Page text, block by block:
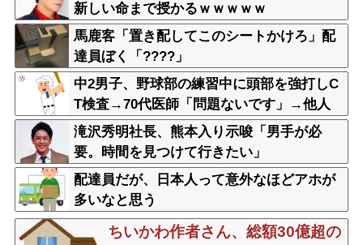
新しい命まで授かるｗｗｗｗｗ
馬鹿客「置き配してこのシートかけろ」配
達員ぼく「????」
中2男子、野球部の練習中に頭部を強打しC
T検査→70代医師「問題ないです」→他人
のCT画像で中学生死亡
滝沢秀明社長、熊本入り示唆「男手が必
要。時間を見つけて行きたい」
配達員だが、日本人って意外なほどアホが
多いなと思う
ちいかわ作者さん、総額30億超の